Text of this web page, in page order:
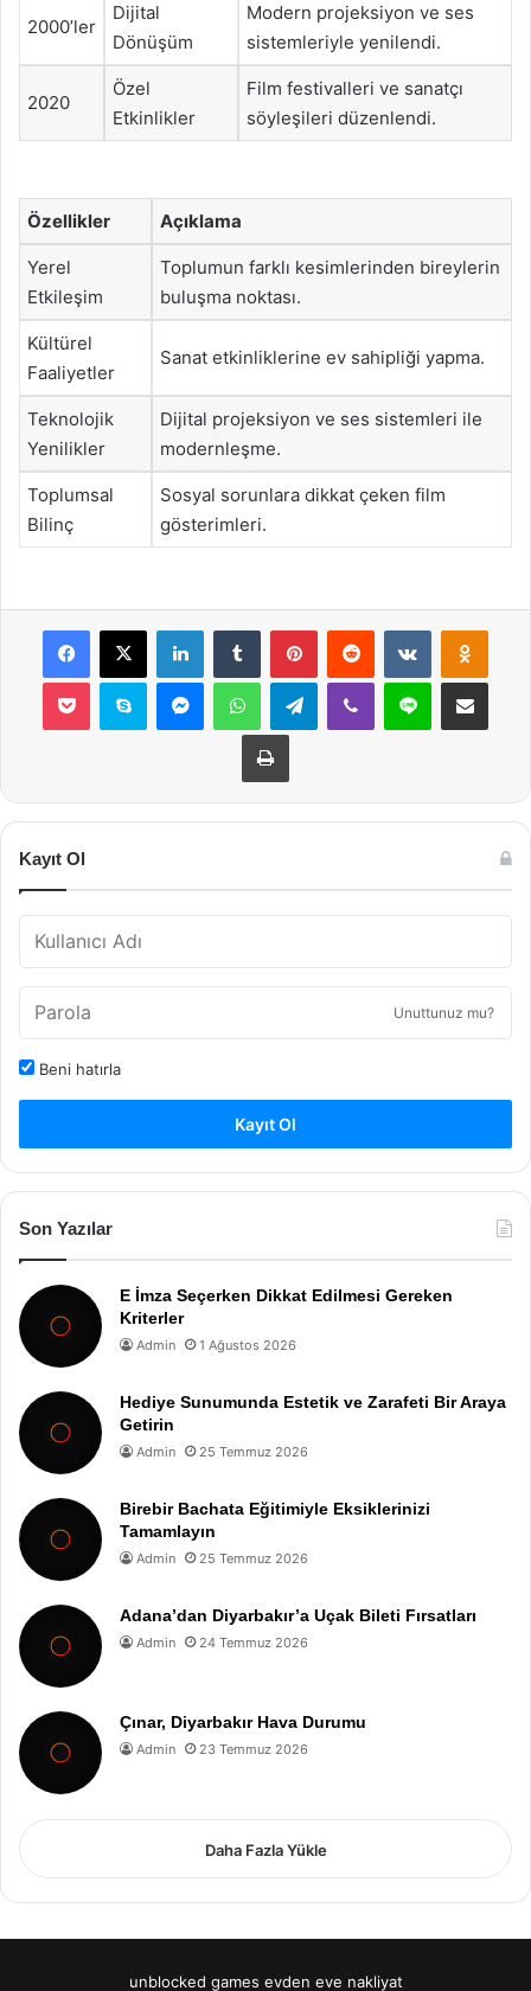
2000’ler
Dijital
Dönüşüm
Modern projeksiyon ve ses
sistemleriyle yenilendi.
2020
Özel
Etkinlikler
Film festivalleri ve sanatçı
söyleşileri düzenlendi.
Özellikler Açıklama
Yerel
Etkileşim
Toplumun farklı kesimlerinden bireylerin
buluşma noktası.
Kültürel
Faaliyetler
Sanat etkinliklerine ev sahipliği yapma.
Teknolojik
Yenilikler
Dijital projeksiyon ve ses sistemleri ile
modernleşme.
Toplumsal
Bilinç
Sosyal sorunlara dikkat çeken film
gösterimleri.
Facebook
X LinkedInTumblr PinterestReddit VKontakte
Pocket Skype MessengerWhatsAppTelegramViber Line E-Posta ile
Yazdır
Kayıt Ol
Unuttunuz mu?
Beni hatırla
Kayıt Ol
Son Yazılar
E İmza Seçerken Dikkat Edilmesi Gereken
Kriterler
Admin 1 Ağustos 2026
Hediye Sunumunda Estetik ve Zarafeti Bir Araya
Getirin
Admin 25 Temmuz 2026
Birebir Bachata Eğitimiyle Eksiklerinizi
Tamamlayın
Admin 25 Temmuz 2026
Adana’dan Diyarbakır’a Uçak Bileti Fırsatları
Admin 24 Temmuz 2026
Çınar, Diyarbakır Hava Durumu
Admin 23 Temmuz 2026
Daha Fazla Yükle
unblocked games evden eve nakliyat